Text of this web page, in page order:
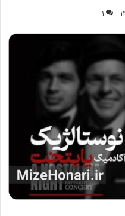
۱